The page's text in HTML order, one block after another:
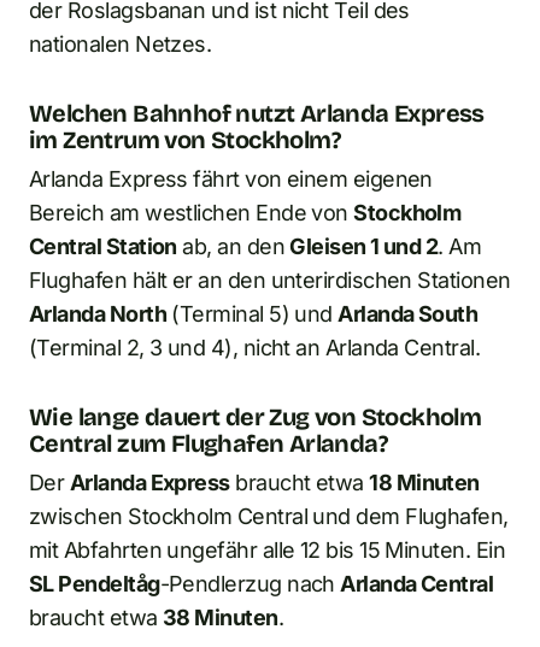
der Roslagsbanan und ist nicht Teil des
nationalen Netzes.
Welchen Bahnhof nutzt Arlanda Express
im Zentrum von Stockholm?
Arlanda Express fährt von einem eigenen
Bereich am westlichen Ende vonStockholm
Central Station ab, an denGleisen 1 und 2. Am
Flughafen hält er an den unterirdischen Stationen
Arlanda North(Terminal 5) und Arlanda South
(Terminal 2, 3 und 4), nicht an Arlanda Central.
Wie lange dauert der Zug von Stockholm
Central zum Flughafen Arlanda?
Der Arlanda Expressbraucht etwa18 Minuten
zwischen Stockholm Central und dem Flughafen,
mit Abfahrten ungefähr alle 12 bis 15 Minuten. Ein
SL Pendeltåg-Pendlerzug nach Arlanda Central
braucht etwa 38 Minuten.